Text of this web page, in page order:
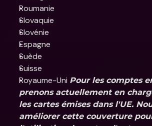
Roumanie
Slovaquie
Slovénie
Espagne
Suède
Suisse
Royaume-Uni Pour les comptes
prenons actuellement en
les cartes émises dans l'UE.
améliorer cette couverture